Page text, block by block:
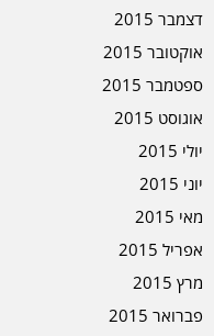
דצמבר 2015
אוקטובר 2015
ספטמבר 2015
אוגוסט 2015
יולי 2015
יוני 2015
מאי 2015
אפריל 2015
מרץ 2015
פברואר 2015